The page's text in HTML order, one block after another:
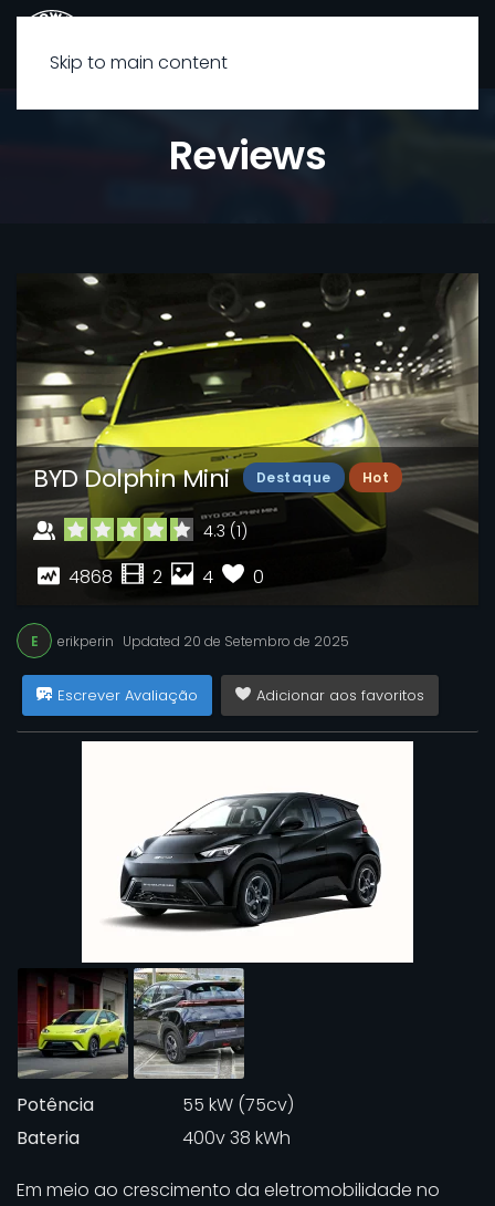
Skip to main content
Reviews
BYD Dolphin Mini Destaque Hot
4.3 (1)
4868 2 4 0
E erikperin Updated 20 de Setembro de 2025
Escrever Avaliação Adicionar aos favoritos
Potência
55 kW (75cv)
Bateria
400v 38 kWh
Em meio ao crescimento da eletromobilidade no